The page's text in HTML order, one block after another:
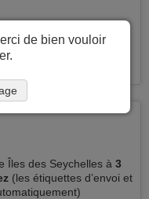
visa en même temps
des informations
Îles des Seychelles à 3
(les étiquettes d’envoi et
de bien vouloir